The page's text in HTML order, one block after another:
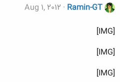
Ramin-GT
Aug 1, 2012
[IMG]
[IMG]
[IMG]